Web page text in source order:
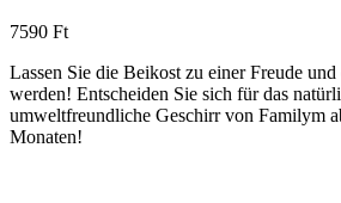
7590 Ft
Lassen Sie die Beikost zu einer Freude
werden! Entscheiden Sie sich für das
umweltfreundliche Geschirr von Familym
Monaten!